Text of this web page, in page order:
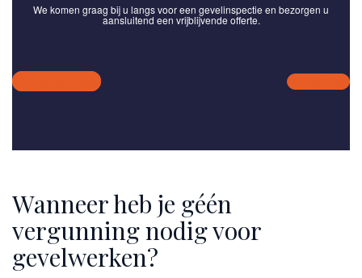
We komen graag bij u langs voor een gevelinspectie en bezorgen u
aansluitend een vrijblijvende offerte.
Bel ons op
Contacteer ons
Wanneer heb je géén
vergunning nodig voor
gevelwerken?